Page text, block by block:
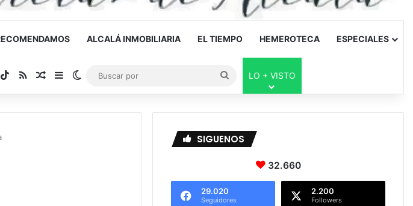
ALCALÁ INMOBILIARIA EL TIEMPO HEMEROTECA ESPECIALES
TikTok
RSS Noticia al azar
Barra lateral
Switch skin
Buscar
por
LO + VISTO
SIGUENOS
32.660
29.020
Seguidores
2.200
Followers